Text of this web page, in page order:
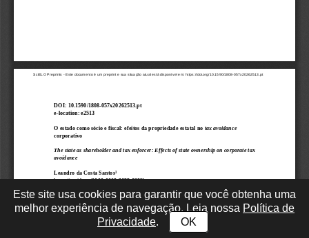
Este site usa cookies para garantir que você obtenha uma
melhor experiência de navegação. Leia nossa Política de
Privacidade. OK